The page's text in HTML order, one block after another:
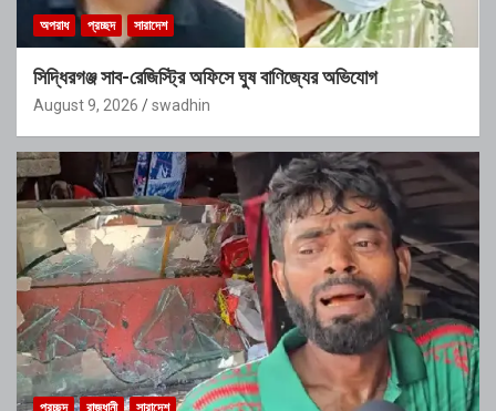
অপরাধ প্রচ্ছদ সারাদেশ
সিদ্ধিরগঞ্জ সাব-রেজিস্ট্রি অফিসে ঘুষ বাণিজ্যের অভিযোগ
August 9, 2026 swadhin
প্রচ্ছদ রাজধানী সারাদেশ